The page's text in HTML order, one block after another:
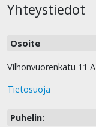
Yhteystiedot
Osoite
Vilhonvuorenkatu 11
Tietosuoja
Puhelin: